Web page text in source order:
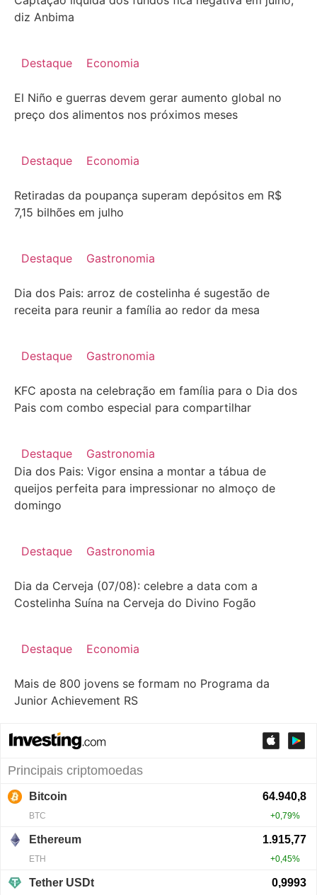
diz Anbima
Destaque Economia
El Niño e guerras devem gerar aumento global no
preço dos alimentos nos próximos meses
Destaque Economia
Retiradas da poupança superam depósitos em R$
7,15 bilhões em julho
Destaque Gastronomia
Dia dos Pais: arroz de costelinha é sugestão de
receita para reunir a família ao redor da mesa
Destaque Gastronomia
KFC aposta na celebração em família para o Dia dos
Pais com combo especial para compartilhar
Destaque
Gastronomia
Dia dos Pais: Vigor ensina a montar a tábua de
queijos perfeita para impressionar no almoço de
domingo
Destaque Gastronomia
Dia da Cerveja (07/08): celebre a data com a
Costelinha Suína na Cerveja do Divino Fogão
Destaque Economia
Mais de 800 jovens se formam no Programa da
Junior Achievement RS